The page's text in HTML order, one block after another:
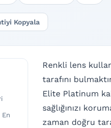
Kopyala
Renkli lens
tarafını
Elite Platinum
sağlığınızı
zaman doğru